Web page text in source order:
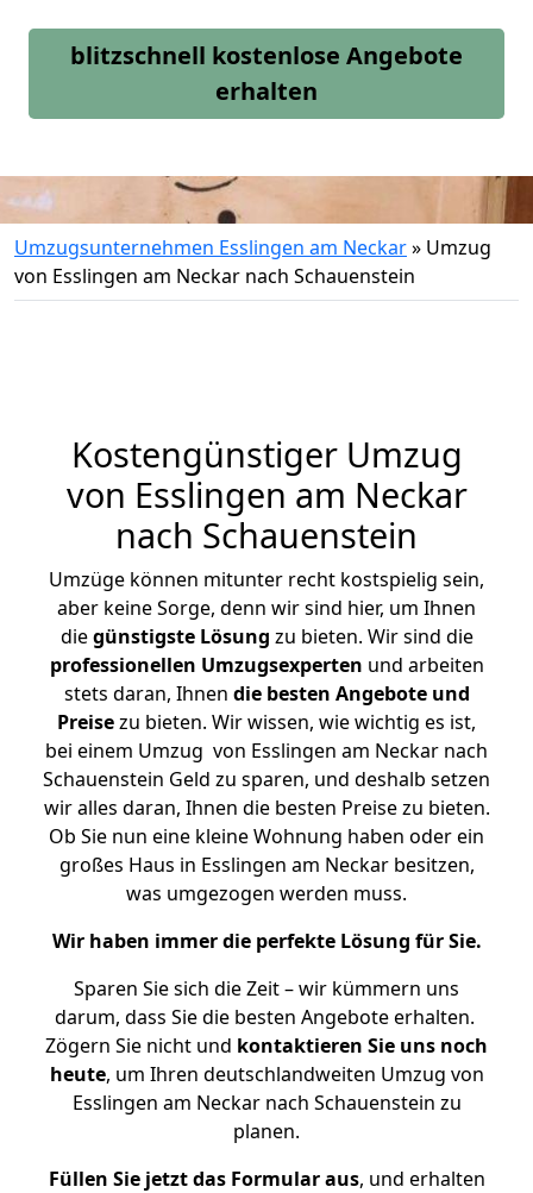
blitzschnell kostenlose Angebote
erhalten
Umzugsunternehmen Esslingen am Neckar» Umzug
von Esslingen am Neckar nach Schauenstein
Kostengünstiger Umzug
von Esslingen am Neckar
nach Schauenstein
Umzüge können mitunter recht kostspielig sein,
aber keine Sorge, denn wir sind hier, um Ihnen
diegünstigste Lösung zu bieten. Wir sind die
professionellen Umzugsexperten und arbeiten
stets daran, Ihnen die besten Angebote und
Preisezu bieten. Wir wissen, wie wichtig es ist,
bei einem Umzug von Esslingen am Neckar nach
Schauenstein Geld zu sparen, und deshalb setzen
wir alles daran, Ihnen die besten Preise zu bieten.
Ob Sie nun eine kleine Wohnung haben oder ein
großes Haus in Esslingen am Neckar besitzen,
was umgezogen werden muss.
Wir haben immer die perfekte Lösung für Sie.
Sparen Sie sich die Zeit – wir kümmern uns
darum, dass Sie die besten Angebote erhalten.
Zögern Sie nicht und kontaktieren Sie uns noch
heute, um Ihren deutschlandweiten Umzug von
Esslingen am Neckar nach Schauenstein zu
planen.
Füllen Sie jetzt das Formular aus, und erhalten